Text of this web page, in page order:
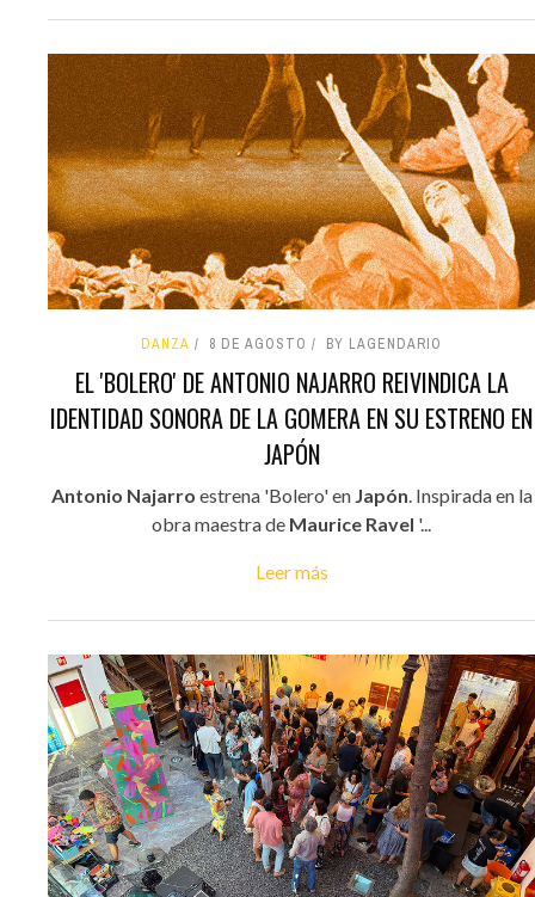
DANZA 8 DE AGOSTO BY LAGENDARIO
EL 'BOLERO' DE ANTONIO NAJARRO REIVINDICA LA
IDENTIDAD SONORA DE LA GOMERA EN SU ESTRENO EN
JAPÓN
Antonio Najarro estrena 'Bolero' en Japón . Inspirada en la
obra maestra de Maurice Ravel '...
Leer más